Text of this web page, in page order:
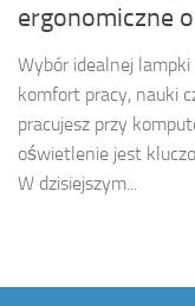
ergonomiczne
Wybór idealnej
komfort pracy, nauki
pracujesz przy
oświetlenie jest
W dzisiejszym...